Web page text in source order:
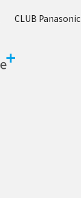
CLUB Panasonic